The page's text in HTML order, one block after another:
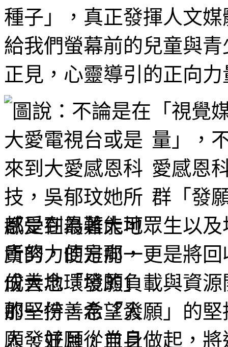
種子」，真正發揮人文
給我們螢幕前的兒童與
正見，心靈導引的正向力
「視覺
量」，
愛感恩
群「發
都是在為著大地眾生以
所努力的方向，更是將
成大地環境的負載與資
那一份善念「發願」的
願，並且從自身做起，